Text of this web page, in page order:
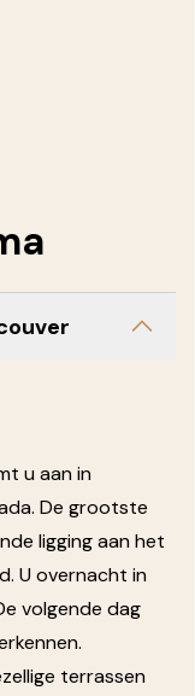
u aan in
De grootste
ligging aan het
U overnacht in
volgende dag
terrassen